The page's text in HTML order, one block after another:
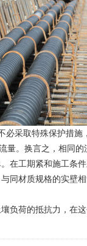
取特殊保护措施
。换言之，相同的
工期紧和施工条件
材质规格的实壁
荷的抵抗力，在